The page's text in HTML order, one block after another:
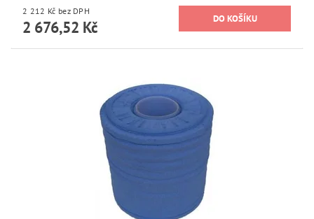
2 212 Kč bez DPH
2 676,52 Kč